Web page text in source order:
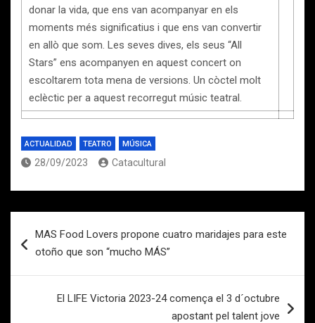
donar la vida, que ens van acompanyar en els
moments més significatius i que ens van convertir
en allò que som. Les seves dives, els seus “All
Stars” ens acompanyen en aquest concert on
escoltarem tota mena de versions. Un còctel molt
eclèctic per a aquest recorregut músic teatral.
ACTUALIDAD TEATRO MÚSICA
28/09/2023 Catacultural
de
MAS Food Lovers propone cuatro maridajes para este
otoño que son “mucho MÁS”
El LIFE Victoria 2023-24 comença el 3 d´octubre
apostant pel talent jove